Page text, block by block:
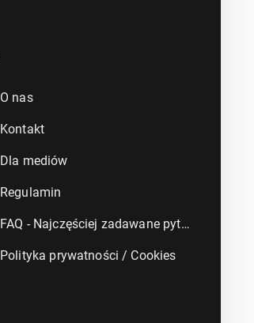
O nas
Kontakt
Dla mediów
Regulamin
FAQ - Najczęściej zadawane pytania
Polityka prywatności / Cookies